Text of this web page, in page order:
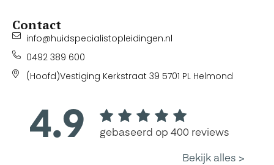
Contact
info@huidspecialistopleidingen.nl
0492 389 600
(Hoofd)Vestiging Kerkstraat 39 5701 PL Helmond